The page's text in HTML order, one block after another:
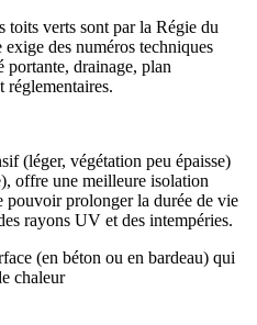
toits verts sont par la Régie du
des numéros techniques
portante, drainage, plan
réglementaires.
(léger, végétation peu épaisse)
offre une meilleure isolation
pouvoir prolonger la durée de vie
rayons UV et des intempéries.
(en béton ou en bardeau) qui
chaleur